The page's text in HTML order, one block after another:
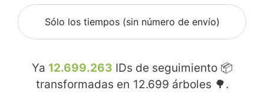
Sólo los tiempos (sin número de envío)
Ya 12.699.263 IDs de seguimiento 📦
transformadas en 12.699 árboles 🌳.